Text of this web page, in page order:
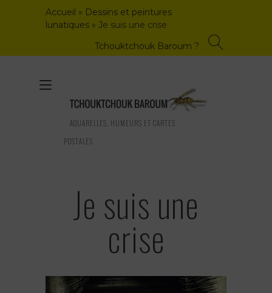
Accueil » Dessins et peintures
lunatiques » Je suis une crise
Tchouktchouk Baroum ?
AQUARELLES, HUMEURS ET CARTES
POSTALES
Toggle
navigation
Je suis une
crise